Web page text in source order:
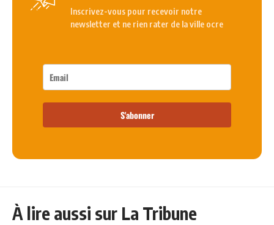
Inscrivez-vous pour recevoir notre
newsletter et ne rien rater de la ville ocre
S'abonner
À lire aussi sur La Tribune